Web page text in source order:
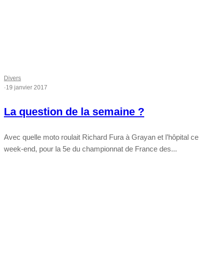
Divers
·19 janvier 2017
La question de la semaine ?
Avec quelle moto roulait Richard Fura à Grayan et l’hôpital ce
week-end, pour la 5e du championnat de France des...